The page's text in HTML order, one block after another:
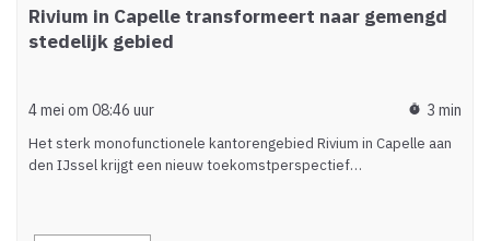
Rivium in Capelle transformeert naar gemengd
stedelijk gebied
4 mei om 08:46 uur timer 3 min
Het sterk monofunctionele kantorengebied Rivium in Capelle aan
den IJssel krijgt een nieuw toekomstperspectief…